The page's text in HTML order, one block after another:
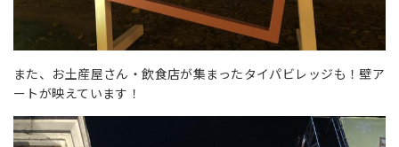
また、お土産屋さん・飲食店が集まったタイパビレッジも！壁ア
ートが映えています！